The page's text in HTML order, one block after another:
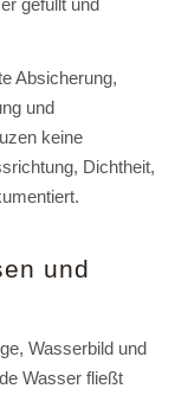
gefüllt und
Absicherung,
und
keine
Dichtheit,
und
Wasserbild und
Wasser fließt